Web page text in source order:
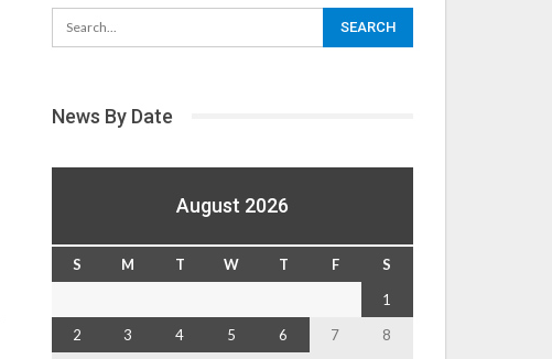
News By Date
August 2026
S M T W T F
S
1
2
3 4 5 6 7
8